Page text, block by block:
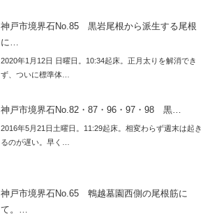
神戸市境界石No.85 黒岩尾根から派生する尾根
に…
2020年1月12日 日曜日。10:34起床。正月太りを解消でき
ず、ついに標準体…
神戸市境界石No.82・87・96・97・98 黒…
2016年5月21日土曜日。11:29起床。相変わらず週末は起き
るのが遅い。早く…
神戸市境界石No.65 鵯越墓園西側の尾根筋に
て。…